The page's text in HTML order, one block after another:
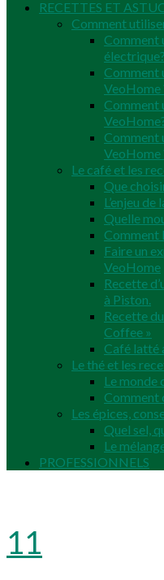
RECETTES ET
Comment
Comment
électrique?
Comment
VeoHome
Comment
Comment
VeoHome
Le café et les
Que
L’enjeu
Quelle
Comment
Faire un
VeoHome
Recette
à Piston.
Recette
Coffee »
Café latté
Le thé et les
Le monde
Comment
Les épices,
Quel sel,
Le
PROFESSIONNELS
11